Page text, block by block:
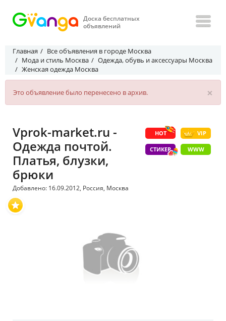
Доска бесплатных
объявлений
Главная
Все объявления в городе Москва
Мода и стиль Москва
Одежда, обувь и аксессуары Москва
Женская одежда Москва
×
Это объявление было перенесено в архив.
HOT VIP
СТИКЕР WWW
Vprok-market.ru -
Одежда почтой.
Платья, блузки,
брюки
Добавлено: 16.09.2012, Россия, Москва